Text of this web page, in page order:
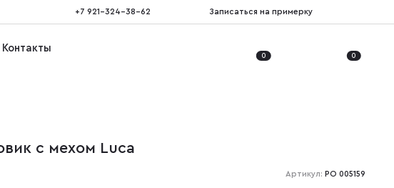
+7 921-324-38-62 Записаться на примерку
Контакты
0 0
с мехом Luca
Артикул: PO 005159